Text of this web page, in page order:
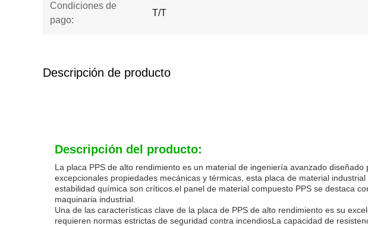
Condiciones de
pago:
T/T
Descripción de producto
Descripción del producto:
La placa PPS de alto rendimiento es un material de ingeniería avanzado
excepcionales propiedades mecánicas y térmicas, esta placa de material
estabilidad química son críticos.el panel de material compuesto PPS se destaca
maquinaria industrial.
Una de las características clave de la placa de PPS de alto rendimiento es su
requieren normas estrictas de seguridad contra incendiosLa capacidad de